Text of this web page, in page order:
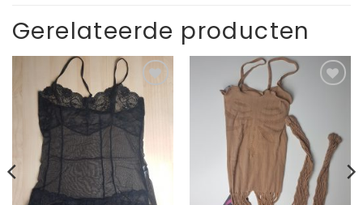
Gerelateerde producten